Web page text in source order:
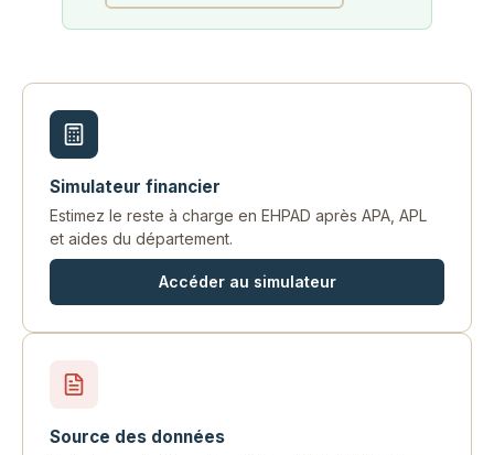
Simulateur financier
Estimez le reste à charge en EHPAD après APA, APL
et aides du département.
Accéder au simulateur
Source des données